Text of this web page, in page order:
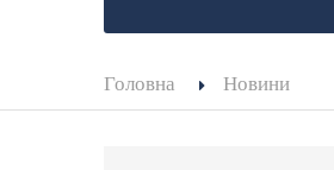
Головна Новини